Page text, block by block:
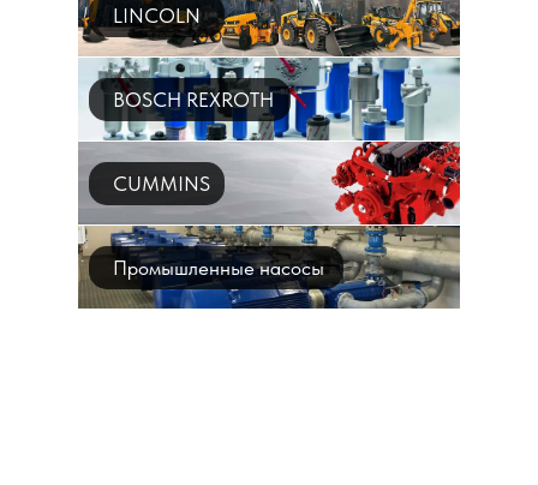
LINCOLN
BOSCH REXROTH
CUMMINS
Промышленные насосы